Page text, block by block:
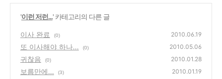
'이런 저런...' 카테고리의 다른 글
이사 완료 (0) 2010.06.19
또 이사해야 하나... (0) 2010.05.06
귀찮음 (0) 2010.01.28
보름만에... (3) 2010.01.19